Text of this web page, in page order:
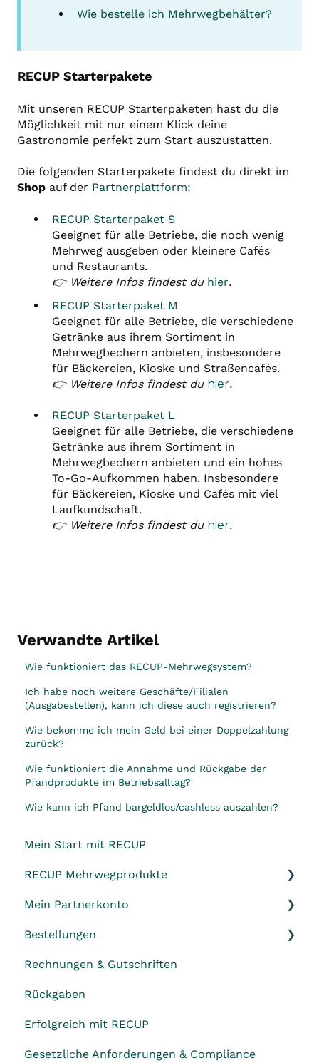
Wie bestelle ich Mehrwegbehälter?
RECUP Starterpakete
Mit unseren RECUP Starterpaketen hast du die
Möglichkeit mit nur einem Klick deine
Gastronomie perfekt zum Start auszustatten.
Die folgenden Starterpakete findest du direkt im
Shop auf der Partnerplattform:
RECUP Starterpaket S
Geeignet für alle Betriebe, die noch wenig
Mehrweg ausgeben oder kleinere Cafés
und Restaurants.
👉 Weitere Infos findest du hier.
RECUP Starterpaket M
Geeignet für alle Betriebe, die verschiedene
Getränke aus ihrem Sortiment in
Mehrwegbechern anbieten, insbesondere
für Bäckereien, Kioske und Straßencafés.
👉 Weitere Infos findest du hier.
RECUP Starterpaket L
Geeignet für alle Betriebe, die verschiedene
Getränke aus ihrem Sortiment in
Mehrwegbechern anbieten und ein hohes
To-Go-Aufkommen haben. Insbesondere
für Bäckereien, Kioske und Cafés mit viel
Laufkundschaft.
👉 Weitere Infos findest du hier.
Verwandte Artikel
Wie funktioniert das RECUP-Mehrwegsystem?
Ich habe noch weitere Geschäfte/Filialen
(Ausgabestellen), kann ich diese auch registrieren?
Wie bekomme ich mein Geld bei einer Doppelzahlung
zurück?
Wie funktioniert die Annahme und Rückgabe der
Pfandprodukte im Betriebsalltag?
Wie kann ich Pfand bargeldlos/cashless auszahlen?
Mein Start mit RECUP
RECUP Mehrwegprodukte
RECUP Becher & Deckel
RECUP Bowls
RECUP Pizzabox
Reinigung, Hygiene & Abnutzung
Mein Partnerkonto
Datenänderungen
Bestellungen
Versand und Lieferung
Rechnungen & Gutschriften
Rückgaben
Erfolgreich mit RECUP
Gesetzliche Anforderungen & Compliance